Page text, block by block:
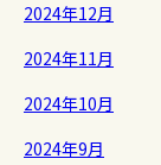
2024年12月
2024年11月
2024年10月
2024年9月